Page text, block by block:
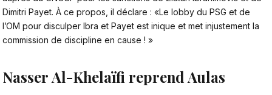
Dimitri Payet. À ce propos, il déclare : «Le lobby du PSG et de
l’OM pour disculper Ibra et Payet est inique et met injustement la
commission de discipline en cause ! »
Nasser Al-Khelaïfi reprend Aulas